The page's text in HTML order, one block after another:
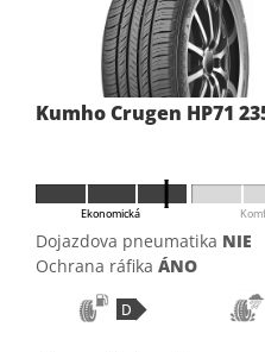
Kumho Crugen HP71
Ekonomická
Dojazdova pneumatika NIE
Ochrana ráfika ÁNO
D